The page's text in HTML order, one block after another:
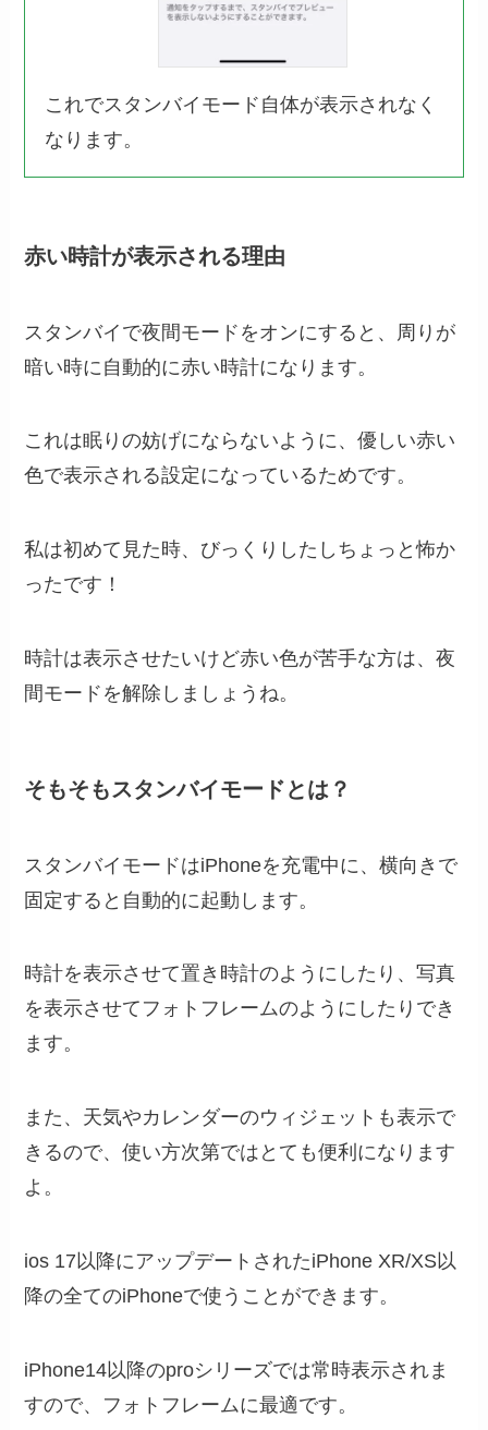
これでスタンバイモード自体が表示されなく
なります。
赤い時計が表示される理由
スタンバイで夜間モードをオンにすると、周りが
暗い時に自動的に赤い時計になります。
これは眠りの妨げにならないように、優しい赤い
色で表示される設定になっているためです。
私は初めて見た時、びっくりしたしちょっと怖か
ったです！
時計は表示させたいけど赤い色が苦手な方は、夜
間モードを解除しましょうね。
そもそもスタンバイモードとは？
スタンバイモードはiPhoneを充電中に、横向きで
固定すると自動的に起動します。
時計を表示させて置き時計のようにしたり、写真
を表示させてフォトフレームのようにしたりでき
ます。
また、天気やカレンダーのウィジェットも表示で
きるので、使い方次第ではとても便利になります
よ。
ios 17以降にアップデートされたiPhone XR/XS以
降の全てのiPhoneで使うことができます。
iPhone14以降のproシリーズでは常時表示されま
すので、フォトフレームに最適です。